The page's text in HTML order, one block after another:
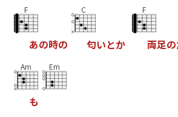
F
あの時の
C
匂いとか
F
両足の
Am
も
Em